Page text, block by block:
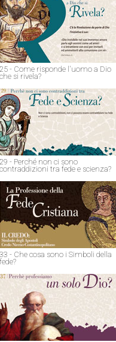
25 - Come risponde l'uomo a Dio
che si rivela?
29 - Perché non ci sono
contraddizioni tra fede e scienza?
33 - Che cosa sono i Simboli della
fede?